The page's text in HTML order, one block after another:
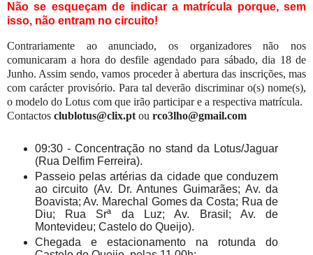
Não se esqueçam de indicar a matrícula porque, sem
isso, não entram no circuito!
Contrariamente ao anunciado, os organizadores não nos
comunicaram a hora do desfile agendado para sábado, dia 18 de
Junho. Assim sendo, vamos proceder à abertura das inscrições, mas
com carácter provisório. Para tal deverão discriminar o(s) nome(s),
o modelo do Lotus com que irão participar e a respectiva matrícula.
Contactos clublotus@clix.pt ou rco3lho@gmail.com
09:30 - Concentração no stand da Lotus/Jaguar
(Rua Delfim Ferreira).
Passeio pelas artérias da cidade que conduzem
ao circuito (Av. Dr. Antunes Guimarães; Av. da
Boavista; Av. Marechal Gomes da Costa; Rua de
Diu; Rua Srª da Luz; Av. Brasil; Av. de
Montevideu; Castelo do Queijo).
Chegada e estacionamento na rotunda do